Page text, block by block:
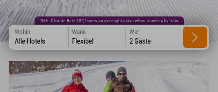
NEU: Climate Rate 10% bonus on overnight stays when traveling by train
Wohin
Alle Hotels
Wann
Flexibel
Wer
2 Gäste